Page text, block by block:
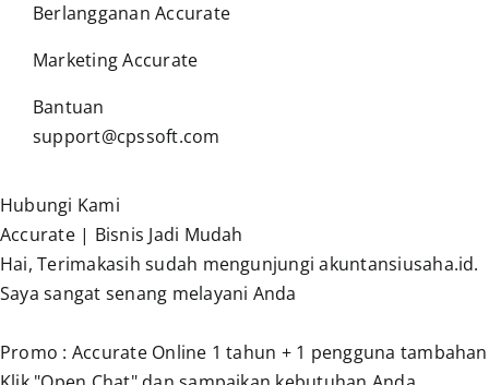
Berlangganan Accurate
Marketing Accurate
Bantuan
support@cpssoft.com
Hubungi Kami
Accurate | Bisnis Jadi Mudah
Hai, Terimakasih sudah mengunjungi akuntansiusaha.id.
Saya sangat senang melayani Anda
Promo : Accurate Online 1 tahun + 1 pengguna tambahan